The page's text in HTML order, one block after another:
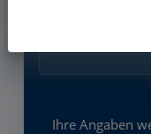
Ihre Angaben